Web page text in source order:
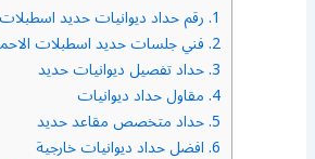
1. رقم حداد ديوانيات حديد
2. فني جلسات حديد اسطبلات
3. حداد تفصيل ديوانيات حديد
4. مقاول حداد ديوانيات
5. حداد متخصص مقاعد حديد
6. افضل حداد ديوانيات خارجية